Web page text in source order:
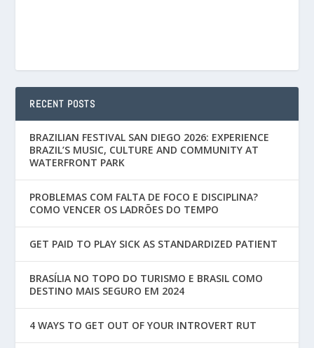
RECENT POSTS
BRAZILIAN FESTIVAL SAN DIEGO 2026: EXPERIENCE
BRAZIL’S MUSIC, CULTURE AND COMMUNITY AT
WATERFRONT PARK
PROBLEMAS COM FALTA DE FOCO E DISCIPLINA?
COMO VENCER OS LADRÕES DO TEMPO
GET PAID TO PLAY SICK AS STANDARDIZED PATIENT
BRASÍLIA NO TOPO DO TURISMO E BRASIL COMO
DESTINO MAIS SEGURO EM 2024
4 WAYS TO GET OUT OF YOUR INTROVERT RUT